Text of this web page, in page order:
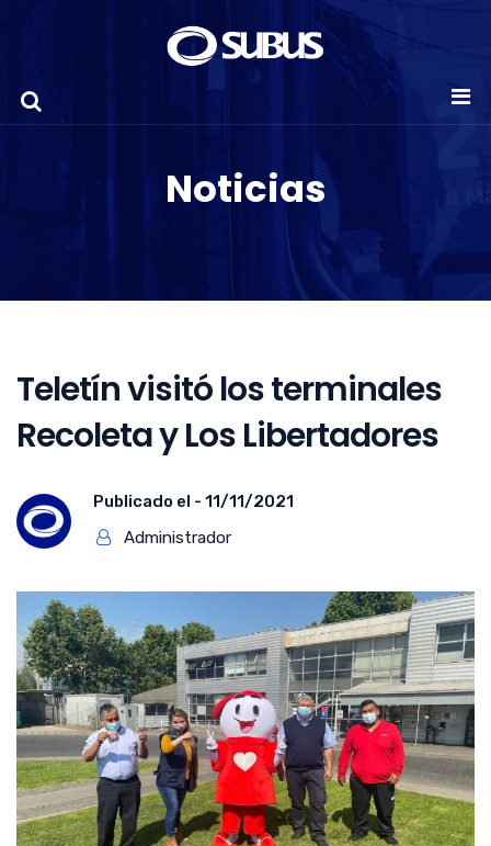
Noticias
Teletín visitó los terminales
Recoleta y Los Libertadores
Publicado el - 11/11/2021
Administrador